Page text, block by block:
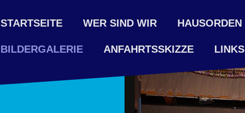
STARTSEITE WER SIND WIR HAUSORDEN
BILDERGALERIE ANFAHRTSSKIZZE LINKS